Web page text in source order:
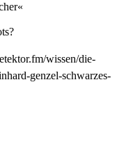
wissen/die-
genzel-schwarzes-